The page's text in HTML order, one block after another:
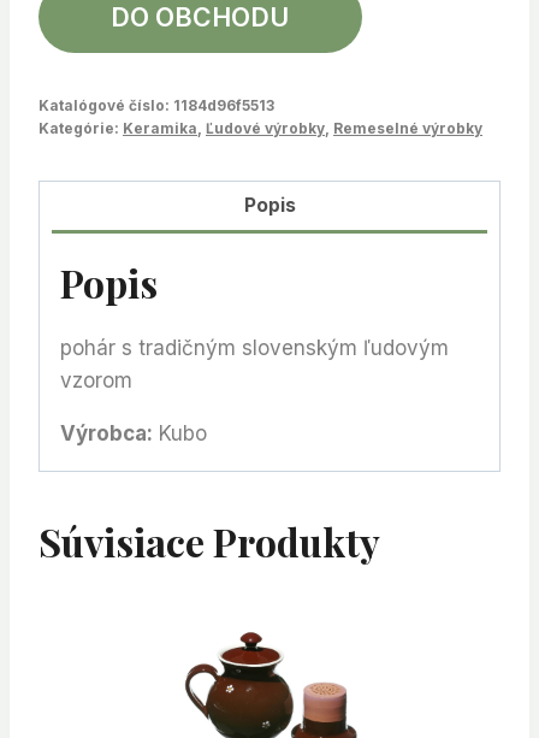
DO OBCHODU
Katalógové číslo: 1184d96f5513
Kategórie: Keramika, Ľudové výrobky, Remeselné výrobky
Popis
Popis
pohár s tradičným slovenským ľudovým
vzorom
Výrobca: Kubo
Súvisiace Produkty